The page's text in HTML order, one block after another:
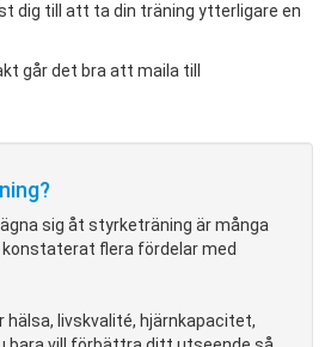
dig till att ta din träning ytterligare en
går det bra att maila till
sig åt styrketräning är många
flera fördelar med
hälsa, livskvalité, hjärnkapacitet,